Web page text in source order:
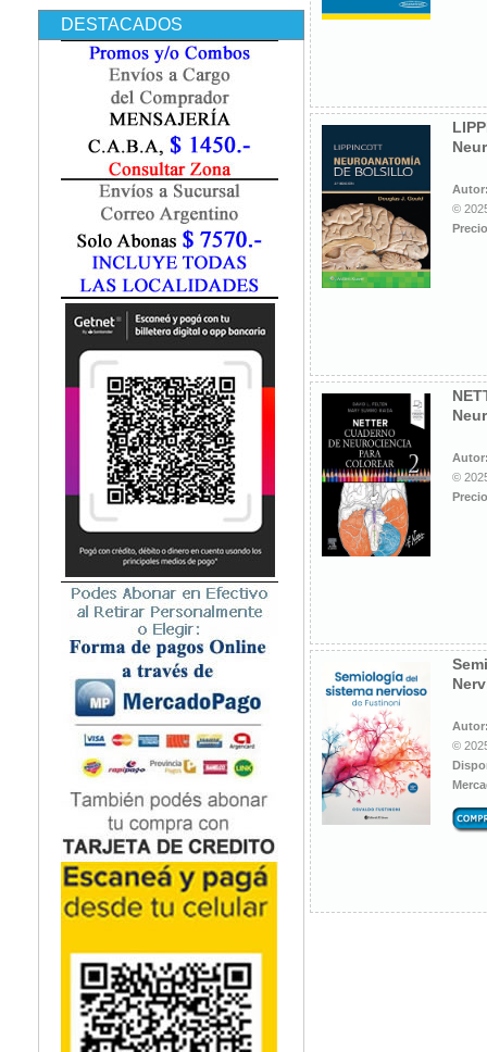
Enfermería
Epidemiología
Farmacia / Farmacología
Fisiatría / Kinesiología
Fisiología / Fisiopatología
Fonoaudiología
Gastroenterología
Geriatría
Ginecología / Obstetricia
Hematología
Histología
Homeopatía
Infectología
Inmunología
Instrumentación Quirurgica
Medicina del Deporte / Rehabilitación
Medicina Emergencias / Urgencias
Medicina Forense / Legal
Medicina General
Medicina Interna
Microbiología
Nefrología
Neonatología / Pediatría
Neumología
Neuroanatomía / Neurociencia
Neurocirugía
Neurología
Nutrición
Odontología
Oftalmología
Oncología / Cuidados Paliativos
Ortopedía / Traumatología
Osteopatía
Otorrinolaringología
Podología
Psicología
Psiquiatría
Química
DESTACADOS
©
©
©